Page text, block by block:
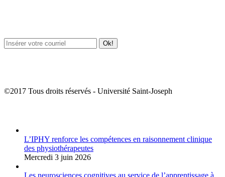
©2017 Tous droits réservés - Université Saint-Joseph
L’IPHY renforce les compétences en raisonnement clinique
des physiothérapeutes
Mercredi 3 juin 2026